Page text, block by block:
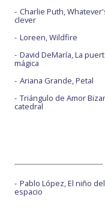
Charlie Puth,
clever
Loreen, Wildfire
David DeMaría, La
mágica
Ariana Grande, Petal
Triángulo de Amor
catedral
Pablo López, El niño del
espacio